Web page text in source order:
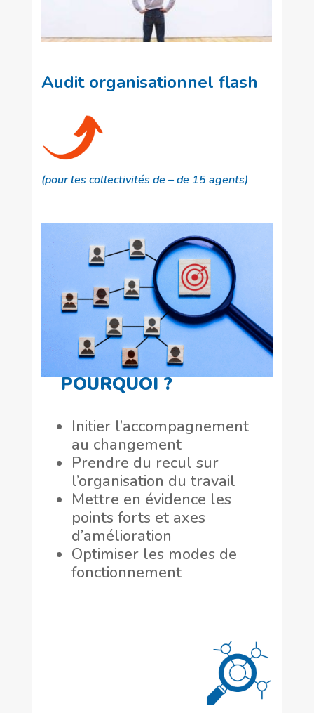
Audit organisationnel flash
(pour les collectivités de – de 15 agents)
POURQUOI ?
Initier l’accompagnement
au changement
Prendre du recul sur
l’organisation du travail
Mettre en évidence les
points forts et axes
d’amélioration
Optimiser les modes de
fonctionnement